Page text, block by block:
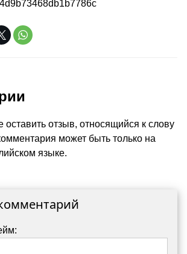
отзыв, относящийся к слову
может быть только на
языке.